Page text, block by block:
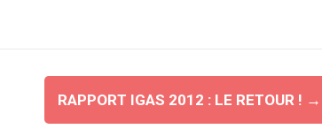
RAPPORT IGAS 2012 : LE RETOUR ! →